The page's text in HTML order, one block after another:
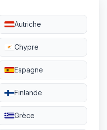
Autriche
Chypre
Espagne
Finlande
Grèce